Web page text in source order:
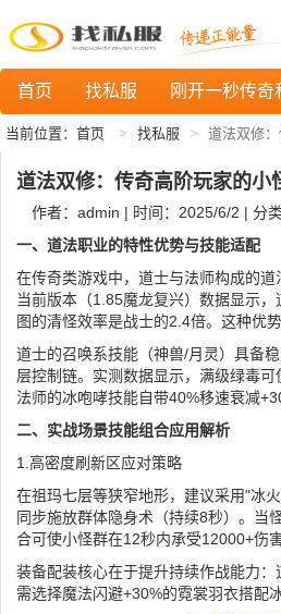
首页 找私服 刚开一秒传奇
当前位置： 首页 找私服 道法双修
道法双修：传奇高阶玩家的小
作者：admin | 时间：2025/6/2 | 分类
一、道法职业的特性优势与技能适配
在传奇类游戏中，道士与法师构成的
当前版本（1.85魔龙复兴）数据显示
图的清怪效率是战士的2.4倍。这种优
道士的召唤系技能（神兽/月灵）具备
层控制链。实测数据显示，满级绿毒
法师的冰咆哮技能自带40%移速衰减
二、实战场景技能组合应用解析
1.高密度刷新区应对策略
在祖玛七层等狭窄地形，建议采用"冰
同步施放群体隐身术（持续8秒）。当
合可使小怪群在12秒内承受12000+伤
装备配装核心在于提升持续作战能力
需选择魔法闪避+30%的霓裳羽衣搭配